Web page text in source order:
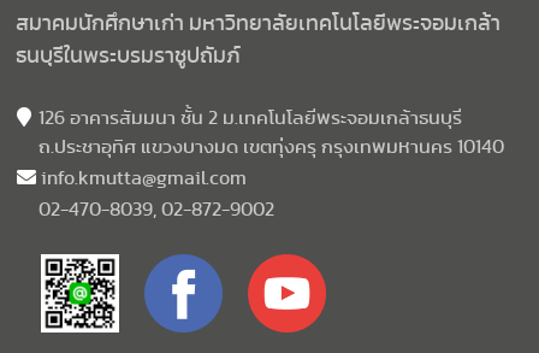
สมาคมนักศึกษาเก่า มหาวิทยาลัยเทคโนโลยีพระจอมเกล้า
ธนบุรีในพระบรมราชูปถัมภ์
126 อาคารสัมมนา ชั้น 2 ม.เทคโนโลยีพระจอมเกล้าธนบุรี
ถ.ประชาอุทิศ แขวงบางมด เขตทุ่งครุ กรุงเทพมหานคร 10140
info.kmutta@gmail.com
02-470-8039, 02-872-9002